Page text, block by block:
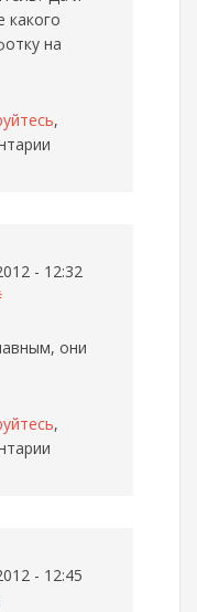
какого
на
,
- 12:32
они
,
- 12:45